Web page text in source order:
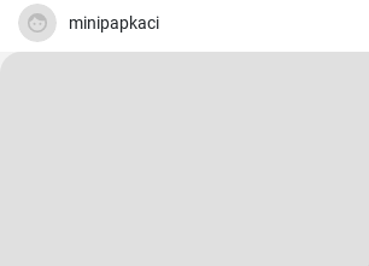
minipapkaci